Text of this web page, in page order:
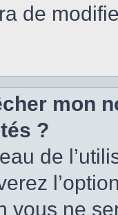
de
mon
?
de
vous ne